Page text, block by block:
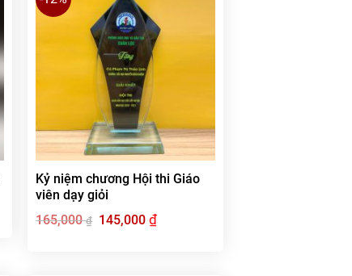
Kỷ niệm chương Hội thi Giáo
viên dạy giỏi
165,000₫ Giá
gốc
145,000₫Giá